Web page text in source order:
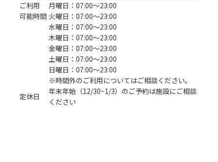
ご利用
可能時間
月曜日：07:00〜23:00
火曜日：07:00〜23:00
水曜日：07:00〜23:00
木曜日：07:00〜23:00
金曜日：07:00〜23:00
土曜日：07:00〜23:00
日曜日：07:00〜23:00
※時間外のご利用についてはご相談ください。
定休日
年末年始（12/30~1/3）のご予約は施設にご相談
ください